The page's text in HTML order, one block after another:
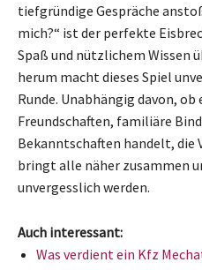
tiefgründige Gespräche
mich?“ ist der perfekte
Spaß und nützlichem Wissen
herum macht dieses Spiel
Runde. Unabhängig davon, ob
Freundschaften, familiäre
Bekanntschaften handelt, die
bringt alle näher zusammen
unvergesslich werden.
Auch interessant:
Was verdient ein Kfz